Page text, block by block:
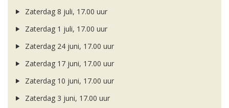
Zaterdag 8 juli, 17.00 uur
Zaterdag 1 juli, 17.00 uur
Zaterdag 24 juni, 17.00 uur
Zaterdag 17 juni, 17.00 uur
Zaterdag 10 juni, 17.00 uur
Zaterdag 3 juni, 17.00 uur